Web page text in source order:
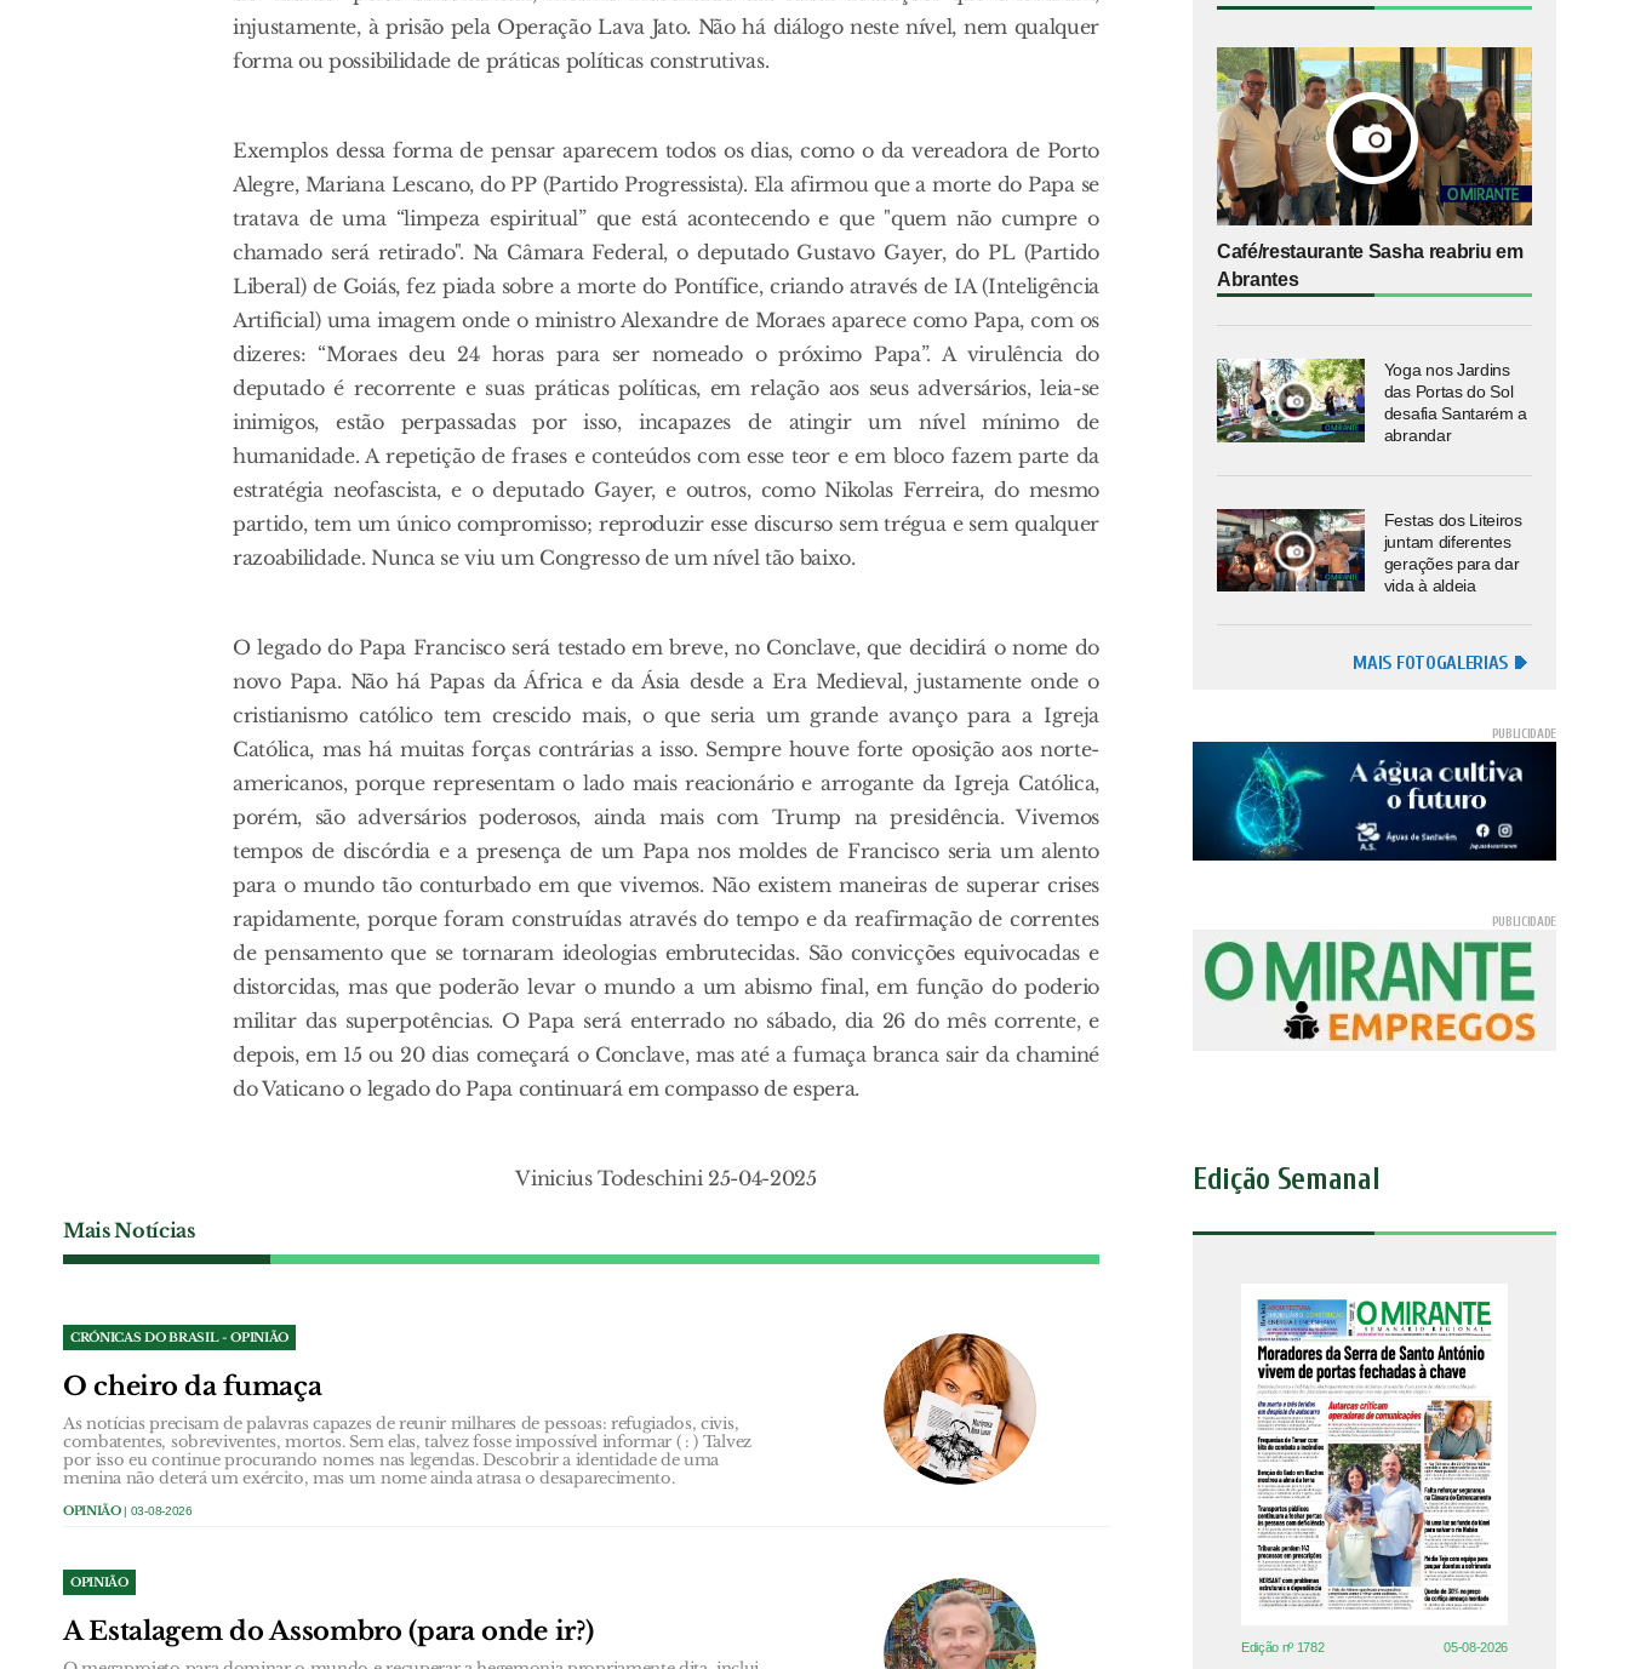
injustamente, à prisão pela Operação Lava Jato. Não há diálogo neste nível, nem qualquer
forma ou possibilidade de práticas políticas construtivas.
Exemplos dessa forma de pensar aparecem todos os dias, como o da vereadora de Porto
Alegre, Mariana Lescano, do PP (Partido Progressista). Ela afirmou que a morte do Papa se
tratava de uma “limpeza espiritual” que está acontecendo e que "quem não cumpre o
chamado será retirado". Na Câmara Federal, o deputado Gustavo Gayer, do PL (Partido
Liberal) de Goiás, fez piada sobre a morte do Pontífice, criando através de IA (Inteligência
Artificial) uma imagem onde o ministro Alexandre de Moraes aparece como Papa, com os
dizeres: “Moraes deu 24 horas para ser nomeado o próximo Papa”. A virulência do
deputado é recorrente e suas práticas políticas, em relação aos seus adversários, leia-se
inimigos, estão perpassadas por isso, incapazes de atingir um nível mínimo de
humanidade. A repetição de frases e conteúdos com esse teor e em bloco fazem parte da
estratégia neofascista, e o deputado Gayer, e outros, como Nikolas Ferreira, do mesmo
partido, tem um único compromisso; reproduzir esse discurso sem trégua e sem qualquer
razoabilidade. Nunca se viu um Congresso de um nível tão baixo.
O legado do Papa Francisco será testado em breve, no Conclave, que decidirá o nome do
novo Papa. Não há Papas da África e da Ásia desde a Era Medieval, justamente onde o
cristianismo católico tem crescido mais, o que seria um grande avanço para a Igreja
Católica, mas há muitas forças contrárias a isso. Sempre houve forte oposição aos norte-
americanos, porque representam o lado mais reacionário e arrogante da Igreja Católica,
porém, são adversários poderosos, ainda mais com Trump na presidência. Vivemos
tempos de discórdia e a presença de um Papa nos moldes de Francisco seria um alento
para o mundo tão conturbado em que vivemos. Não existem maneiras de superar crises
rapidamente, porque foram construídas através do tempo e da reafirmação de correntes
de pensamento que se tornaram ideologias embrutecidas. São convicções equivocadas e
distorcidas, mas que poderão levar o mundo a um abismo final, em função do poderio
militar das superpotências. O Papa será enterrado no sábado, dia 26 do mês corrente, e
depois, em 15 ou 20 dias começará o Conclave, mas até a fumaça branca sair da chaminé
do Vaticano o legado do Papa continuará em compasso de espera.
Vinicius Todeschini 25-04-2025
Mais Notícias
CRÓNICAS DO BRASIL - OPINIÃO
O cheiro da fumaça
As notícias precisam de palavras capazes de reunir milhares de pessoas: refugiados, civis,
combatentes, sobreviventes, mortos. Sem elas, talvez fosse impossível informar ( : ) Talvez
por isso eu continue procurando nomes nas legendas. Descobrir a identidade de uma
menina não deterá um exército, mas um nome ainda atrasa o desaparecimento.
OPINIÃO| 03-08-2026
OPINIÃO
A Estalagem do Assombro (para onde ir?)
Café/restaurante Sasha reabriu em
Abrantes
Yoga nos Jardins
das Portas do Sol
desafia Santarém a
abrandar
Festas dos Liteiros
juntam diferentes
gerações para dar
vida à aldeia
MAIS FOTOGALERIAS
Edição Semanal
Edição nº 1782 05-08-2026